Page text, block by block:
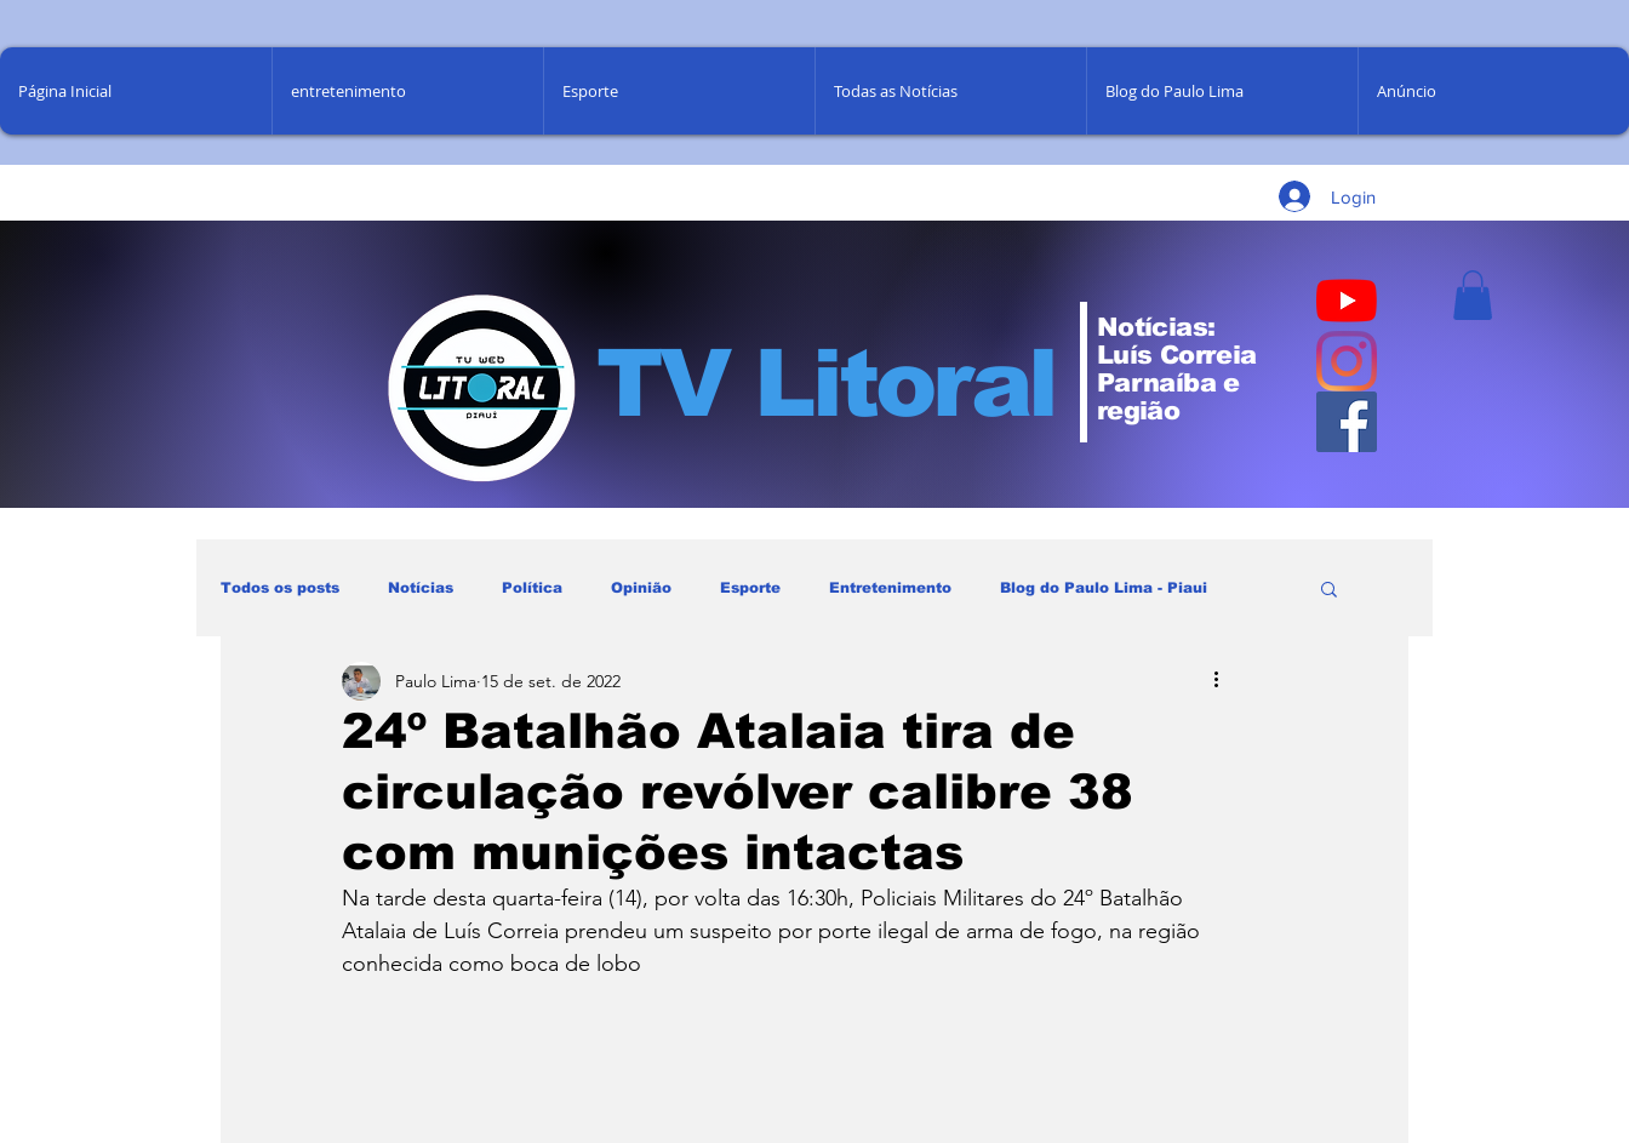
Página Inicial entretenimento Esporte Todas as Notícias Blog do Paulo Lima Anúncio
Login
TV Litoral
Notícias:
Luís Correia
Parnaíba e
região
Todos os posts Notícias Política Opinião Esporte Entretenimento Blog do Paulo Lima - Piaui
Blog Paulo Lima - Maranhão
24º Batalhão Atalaia tira de
circulação revólver calibre 38
com munições intactas
Paulo Lima 15 de set. de 2022
Na tarde desta quarta-feira (14), por volta das 16:30h, Policiais Militares do 24º Batalhão
Atalaia de Luís Correia prendeu um suspeito por porte ilegal de arma de fogo, na região
conhecida como boca de lobo